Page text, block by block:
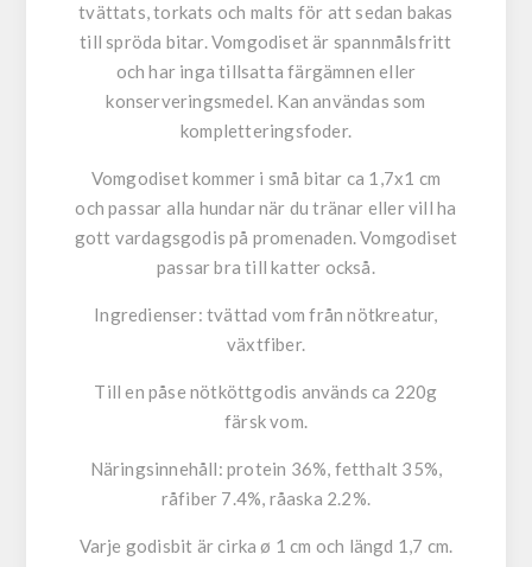
tvättats, torkats och malts för att sedan bakas
till spröda bitar. Vomgodiset är spannmålsfritt
och har inga tillsatta färgämnen eller
konserveringsmedel. Kan användas som
kompletteringsfoder.
Vomgodiset kommer i små bitar ca 1,7x1 cm
och passar alla hundar när du tränar eller vill ha
gott vardagsgodis på promenaden. Vomgodiset
passar bra till katter också.
Ingredienser: tvättad vom från nötkreatur,
växtfiber.
Till en påse nötköttgodis används ca 220g
färsk vom.
Näringsinnehåll: protein 36%, fetthalt 35%,
råfiber 7.4%, råaska 2.2%.
Varje godisbit är cirka ø 1 cm och längd 1,7 cm.